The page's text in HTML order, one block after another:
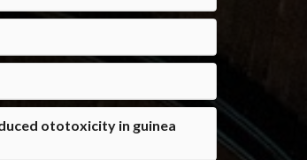
ototoxicity in guinea